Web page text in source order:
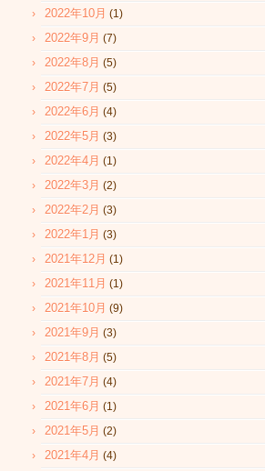
2022年10月 (1)
2022年9月 (7)
2022年8月 (5)
2022年7月 (5)
2022年6月 (4)
2022年5月 (3)
2022年4月 (1)
2022年3月 (2)
2022年2月 (3)
2022年1月 (3)
2021年12月 (1)
2021年11月 (1)
2021年10月 (9)
2021年9月 (3)
2021年8月 (5)
2021年7月 (4)
2021年6月 (1)
2021年5月 (2)
2021年4月 (4)